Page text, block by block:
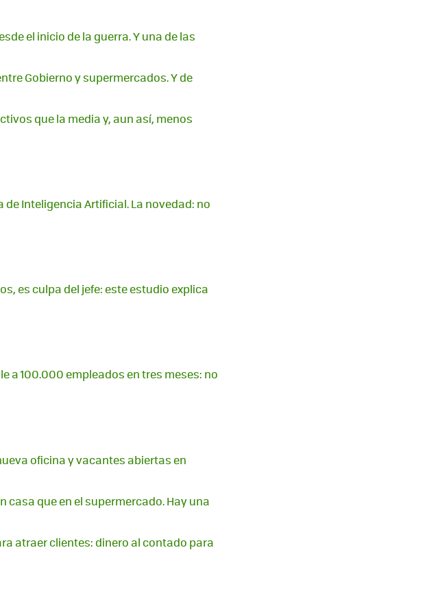
el inicio de la guerra. Y una de las
Gobierno y supermercados. Y de
que la media y, aun así, menos
Inteligencia Artificial. La novedad: no
es culpa del jefe: este estudio explica
a 100.000 empleados en tres meses: no
oficina y vacantes abiertas en
casa que en el supermercado. Hay una
atraer clientes: dinero al contado para